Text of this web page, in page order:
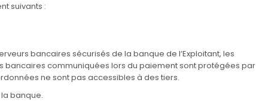
suivants :
bancaires sécurisés de la banque de l’Exploitant, les
bancaires communiquées lors du paiement sont protégées par
ne sont pas accessibles à des tiers.
banque.